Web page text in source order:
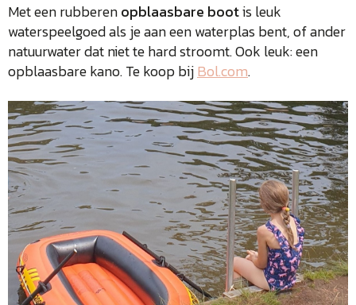
Met een rubberenopblaasbare bootis leuk
waterspeelgoed als je aan een waterplas bent, of ander
natuurwater dat niet te hard stroomt. Ook leuk: een
opblaasbare kano. Te koop bijBol.com.